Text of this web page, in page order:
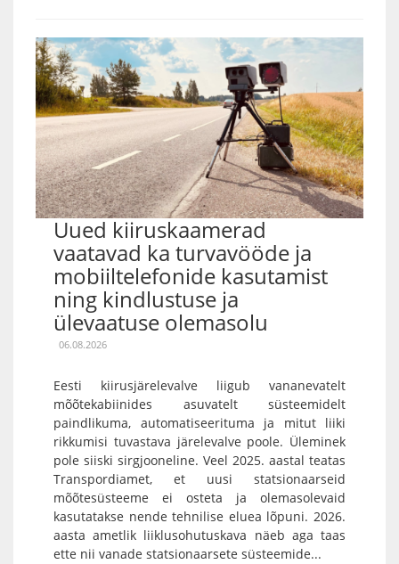
Uued kiiruskaamerad
vaatavad ka turvavööde ja
mobiiltelefonide kasutamist
ning kindlustuse ja
ülevaatuse olemasolu
06.08.2026
Eesti kiirusjärelevalve liigub vananevatelt
mõõtekabiinides asuvatelt süsteemidelt
paindlikuma, automatiseerituma ja mitut liiki
rikkumisi tuvastava järelevalve poole. Üleminek
pole siiski sirgjooneline. Veel 2025. aastal teatas
Transpordiamet, et uusi statsionaarseid
mõõtesüsteeme ei osteta ja olemasolevaid
kasutatakse nende tehnilise eluea lõpuni. 2026.
aasta ametlik liiklusohutuskava näeb aga taas
ette nii vanade statsionaarsete süsteemide...